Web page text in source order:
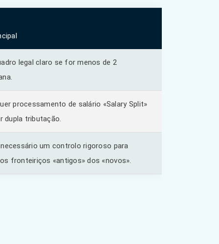
legal claro se for menos de 2
processamento de salário «Salary Split»
dupla tributação.
um controlo rigoroso para
fronteiriços «antigos» dos «novos».